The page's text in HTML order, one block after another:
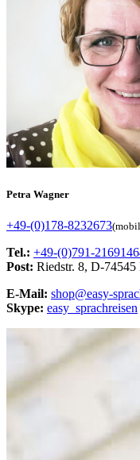
Petra Wagner
+49-(0)178-8232673
Tel.: +49-(0)791-
Post: Riedstr. 8, D-
E-Mail: shop@easy-
Skype: easy_sprachreisen